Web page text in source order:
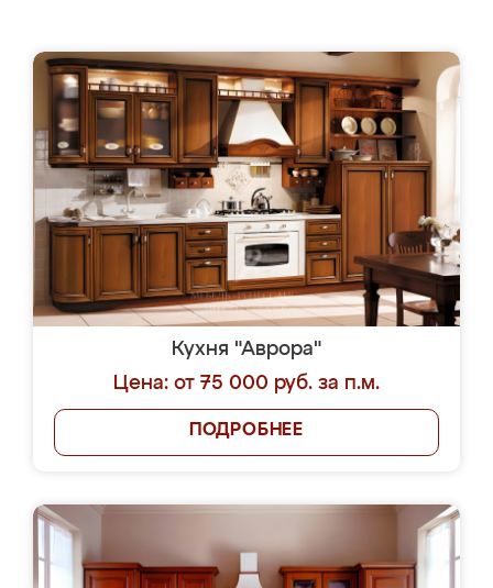
Кухня "Аврора"
Цена: от 75 000 руб. за п.м.
ПОДРОБНЕЕ